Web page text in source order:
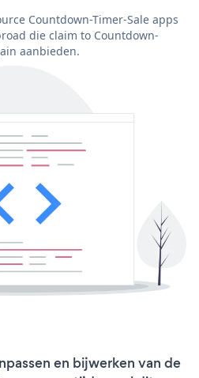
Countdown-Timer-Sale apps
die claim to Countdown-
aanbieden.
en bijwerken van de